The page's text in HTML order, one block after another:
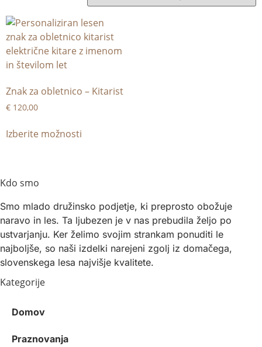
Znak za obletnico – Kitarist
€ 120,00
Izberite možnosti
Kdo smo
Smo mlado družinsko podjetje, ki preprosto obožuje
naravo in les. Ta ljubezen je v nas prebudila željo po
ustvarjanju. Ker želimo svojim strankam ponuditi le
najboljše, so naši izdelki narejeni zgolj iz domačega,
slovenskega lesa najvišje kvalitete.
Kategorije
Domov
Praznovanja